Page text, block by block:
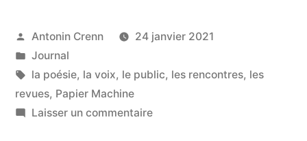
midi »
Publié
par
Antonin Crenn
24 janvier 2021
Publié
dans
Journal
Étiquettes :
la poésie, la voix, le public, les rencontres, les
revues, Papier Machine
Laisser un commentairesur